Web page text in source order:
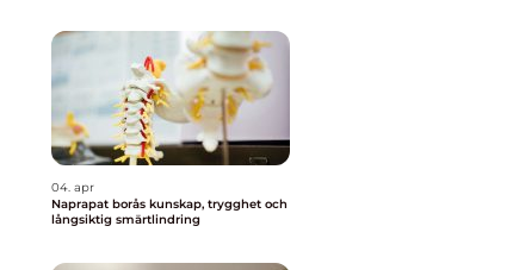
04. apr
Naprapat borås kunskap, trygghet och
långsiktig smärtlindring